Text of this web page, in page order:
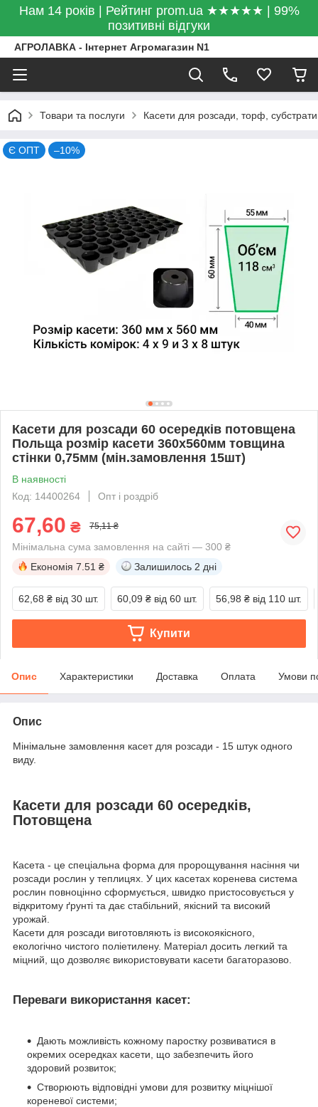
Нам 14 років | Рейтинг prom.ua ★★★★★ | 99%
позитивні відгуки
АГРОЛАВКА - Інтернет Агромагазин N1
Товари та послуги Касети для розсади, торф, субстрати
Є ОПТ –10%
Касети для розсади 60 осередків потовщена
Польща розмір касети 360х560мм товщина
стінки 0,75мм (мін.замовлення 15шт)
В наявності
Код: 14400264
Опт і роздріб
67,60 ₴ 75,11 ₴
Мінімальна сума замовлення на сайті — 300 ₴
Економія 7.51 ₴ Залишилось 2 дні
62,68 ₴ від 30 шт. 60,09 ₴ від 60 шт. 56,98 ₴ від 110 шт.
Купити
Опис Характеристики Доставка Оплата Умови
Опис
Мінімальне замовлення касет для розсади - 15 штук одного
виду.
Касети для розсади 60 осередків,
Потовщена
Касета - це спеціальна форма для пророщування насіння чи
розсади рослин у теплицях. У цих касетах коренева система
рослин повноцінно сформується, швидко пристосовується у
відкритому ґрунті та дає стабільний, якісний та високий
урожай.
Касети для розсади виготовляють із високоякісного,
екологічно чистого поліетилену. Матеріал досить легкий та
міцний, що дозволяє використовувати касети багаторазово.
Переваги використання касет:
Дають можливість кожному паростку розвиватися в
окремих осередках касети, що забезпечить його
здоровий розвиток;
Створюють відповідні умови для розвитку міцнішої
кореневої системи;